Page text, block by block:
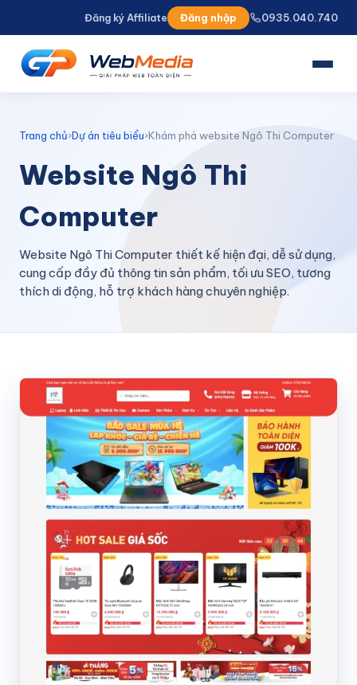
Đăng ký Affiliate Đăng nhập 0935.040.740
TRANG CHỦ
DỊCH VỤ
Thiết kế Website
Dịch vụ SEO
Quảng cáo đa nền tảng
Cho thuê Hosting
Dịch vụ Entity Social
Tăng Like, Follow
Ghim địa chỉ Google Map
Cài đặt VPS/Server
DỰ ÁN TIÊU BIỂU
KHO GIAO DIỆN
BLOG
Thiết kế website
SEO và Digital Marketing
Trang chủ›Dự án tiêu biểu›Khám phá website Ngô Thi Computer
Website Ngô Thi
Computer
Website Ngô Thi Computer thiết kế hiện đại, dễ sử dụng,
cung cấp đầy đủ thông tin sản phẩm, tối ưu SEO, tương
thích di động, hỗ trợ khách hàng chuyên nghiệp.